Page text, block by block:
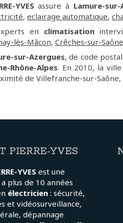
YVES assure à Lamure-sur-
,eclairage automatique,
en climatisation
lès-Mâcon,Crêches-sur-Saône
sur-Azergues, de code
Rhône-Alpes. En 2010, la
de Villefranche-sur-
PIERRE-YVES
YVES est une
plus de 10 années
électricien: sécurité,
et vidéosurveillance,
dépannage